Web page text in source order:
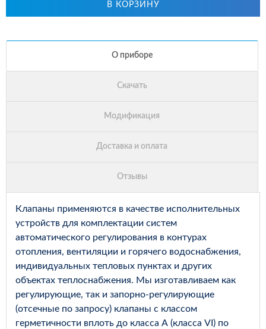
В КОРЗИНУ
Клапаны применяются в качестве исполнительных
устройств для комплектации систем
автоматического регулирования в контурах
отопления, вентиляции и горячего водоснабжения,
индивидуальных тепловых пунктах и других
объектах теплоснабжения. Мы изготавливаем как
регулирующие, так и запорно-регулирующие
(отсечные по запросу) клапаны с классом
герметичности вплоть до класса А (класса VI) по